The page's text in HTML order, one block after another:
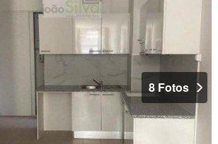
8 Fotos